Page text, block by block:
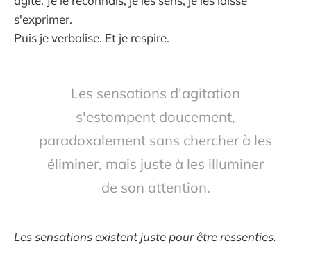
s'exprimer.
Puis je verbalise. Et je respire.
Les sensations d'agitation
s'estompent doucement,
paradoxalement sans chercher à les
éliminer, mais juste à les illuminer
de son attention.
Les sensations existent juste pour être ressenties.